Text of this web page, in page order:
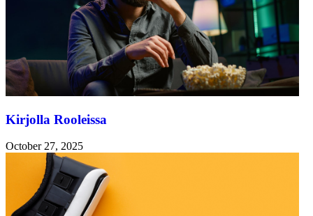
Kirjolla Rooleissa
October 27, 2025